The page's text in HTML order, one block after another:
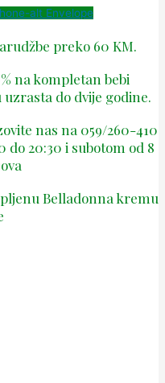
alt Envelope
preko 60 KM.
na kompletan bebi
do dvije godine.
nas na 059/260-410
20:30 i subotom od 8
Belladonna kremu